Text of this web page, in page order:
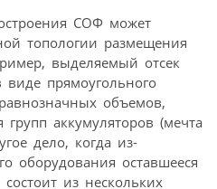
СОФ может
топологии размещения
выделяемый отсек
прямоугольного
объемов,
аккумуляторов (мечта
дело, когда из-
оборудования оставшееся
из нескольких